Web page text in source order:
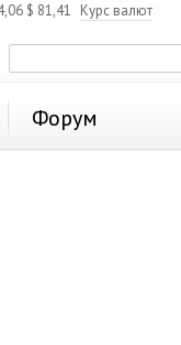
$ 81,41 Курс валют
Форум